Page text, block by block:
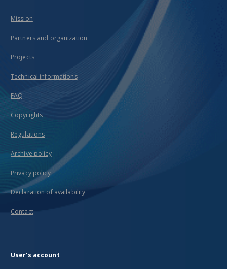
Mission
Partners and organization
Projects
Technical informations
FAQ
Copyrights
Regulations
Archive policy
Privacy policy
Declaration of availability
Contact
User's account